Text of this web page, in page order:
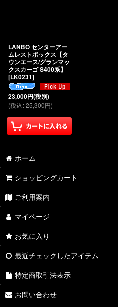
LANBO センターアー
ムレストボックス【タ
ウンエース/グランマッ
クスカーゴ S400系】
[LK0231]
23,000円(税別)
(税込:25,300円)
ホーム
ショッピングカート
ご利用案内
マイページ
お気に入り
最近チェックしたアイテム
特定商取引法表示
お問い合わせ